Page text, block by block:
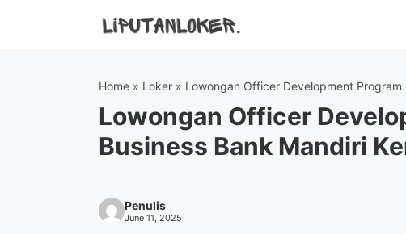
Home » Loker » Lowongan Officer Development Program
Lowongan Officer
Business Bank Mandiri
Penulis
June 11, 2025